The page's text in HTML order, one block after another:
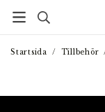
Startsida / Tillbehör